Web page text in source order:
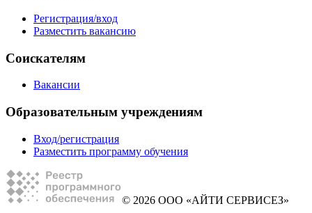
Регистрация/вход
Разместить вакансию
Соискателям
Вакансии
Образовательным учреждениям
Вход/регистрация
Разместить программу обучения
© 2026 ООО «АЙТИ СЕРВИСЕЗ»